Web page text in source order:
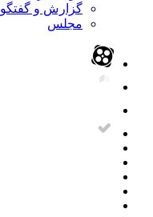
گزارش و گفتگو
مجلس